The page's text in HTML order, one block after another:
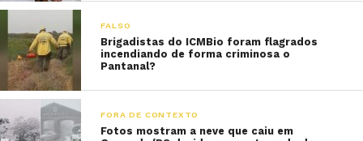
FALSO
Brigadistas do ICMBio foram flagrados
incendiando de forma criminosa o
Pantanal?
FORA DE CONTEXTO
Fotos mostram a neve que caiu em